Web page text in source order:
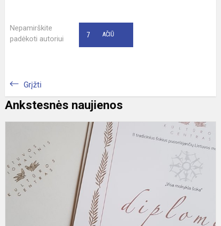
Nepamirškite
padėkoti autoriui
AČIŪ
7
Grįžti
Ankstesnės naujienos